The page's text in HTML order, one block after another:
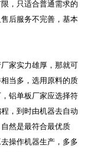
，只适合普通需求的
后服务不完善，基本
家实力雄厚，那就可
当多，选用原料的质
铝单板厂家应选择符
，到时由机器去自动
然是最符合最优质
操作机器生产，多多